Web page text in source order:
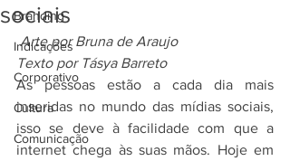
Branding
Indicações
Corporativo
Cultura
Comunicação
sociais
Arte por Bruna de Araujo
Texto por Tásya Barreto
As pessoas estão a cada dia mais
inseridas no mundo das mídias sociais,
isso se deve à facilidade com que a
internet chega às suas mãos. Hoje em